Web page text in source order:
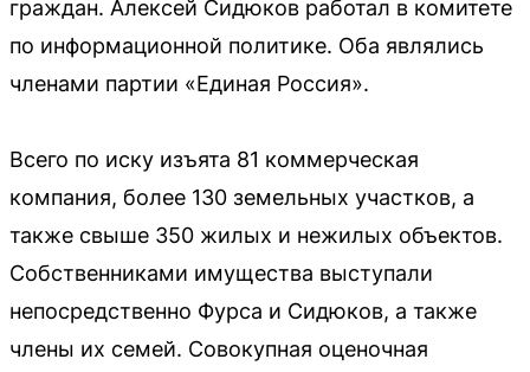
граждан. Алексей Сидюков работал в комитете
по информационной политике. Оба являлись
членами партии «Единая Россия».
Всего по иску изъята 81 коммерческая
компания, более 130 земельных участков, а
также свыше 350 жилых и нежилых объектов.
Собственниками имущества выступали
непосредственно Фурса и Сидюков, а также
члены их семей. Совокупная оценочная